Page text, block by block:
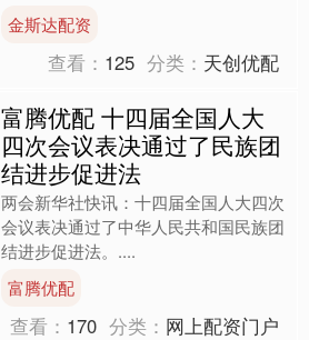
金斯达配资
查看： 125 分类： 天创优配
富腾优配 十四届全国人大
四次会议表决通过了民族团
结进步促进法
两会新华社快讯：十四届全国人大四次
会议表决通过了中华人民共和国民族团
结进步促进法。....
富腾优配
查看： 170 分类： 网上配资门户